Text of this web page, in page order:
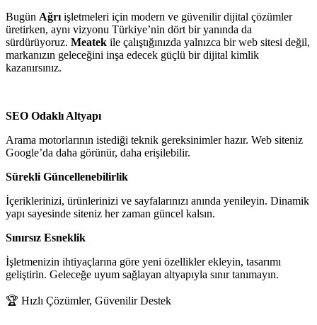
Bugün Ağrıişletmeleri için modern ve güvenilir dijital çözümler
üretirken, aynı vizyonu Türkiye’nin dört bir yanında da
sürdürüyoruz. Meatek ile çalıştığınızda yalnızca bir web sitesi değil,
markanızın geleceğini inşa edecek güçlü bir dijital kimlik
kazanırsınız.
SEO Odaklı Altyapı
Arama motorlarının istediği teknik gereksinimler hazır. Web siteniz
Google’da daha görünür, daha erişilebilir.
Sürekli Güncellenebilirlik
İçeriklerinizi, ürünlerinizi ve sayfalarınızı anında yenileyin. Dinamik
yapı sayesinde siteniz her zaman güncel kalsın.
Sınırsız Esneklik
İşletmenizin ihtiyaçlarına göre yeni özellikler ekleyin, tasarımı
geliştirin. Geleceğe uyum sağlayan altyapıyla sınır tanımayın.
🏆 Hızlı Çözümler, Güvenilir Destek